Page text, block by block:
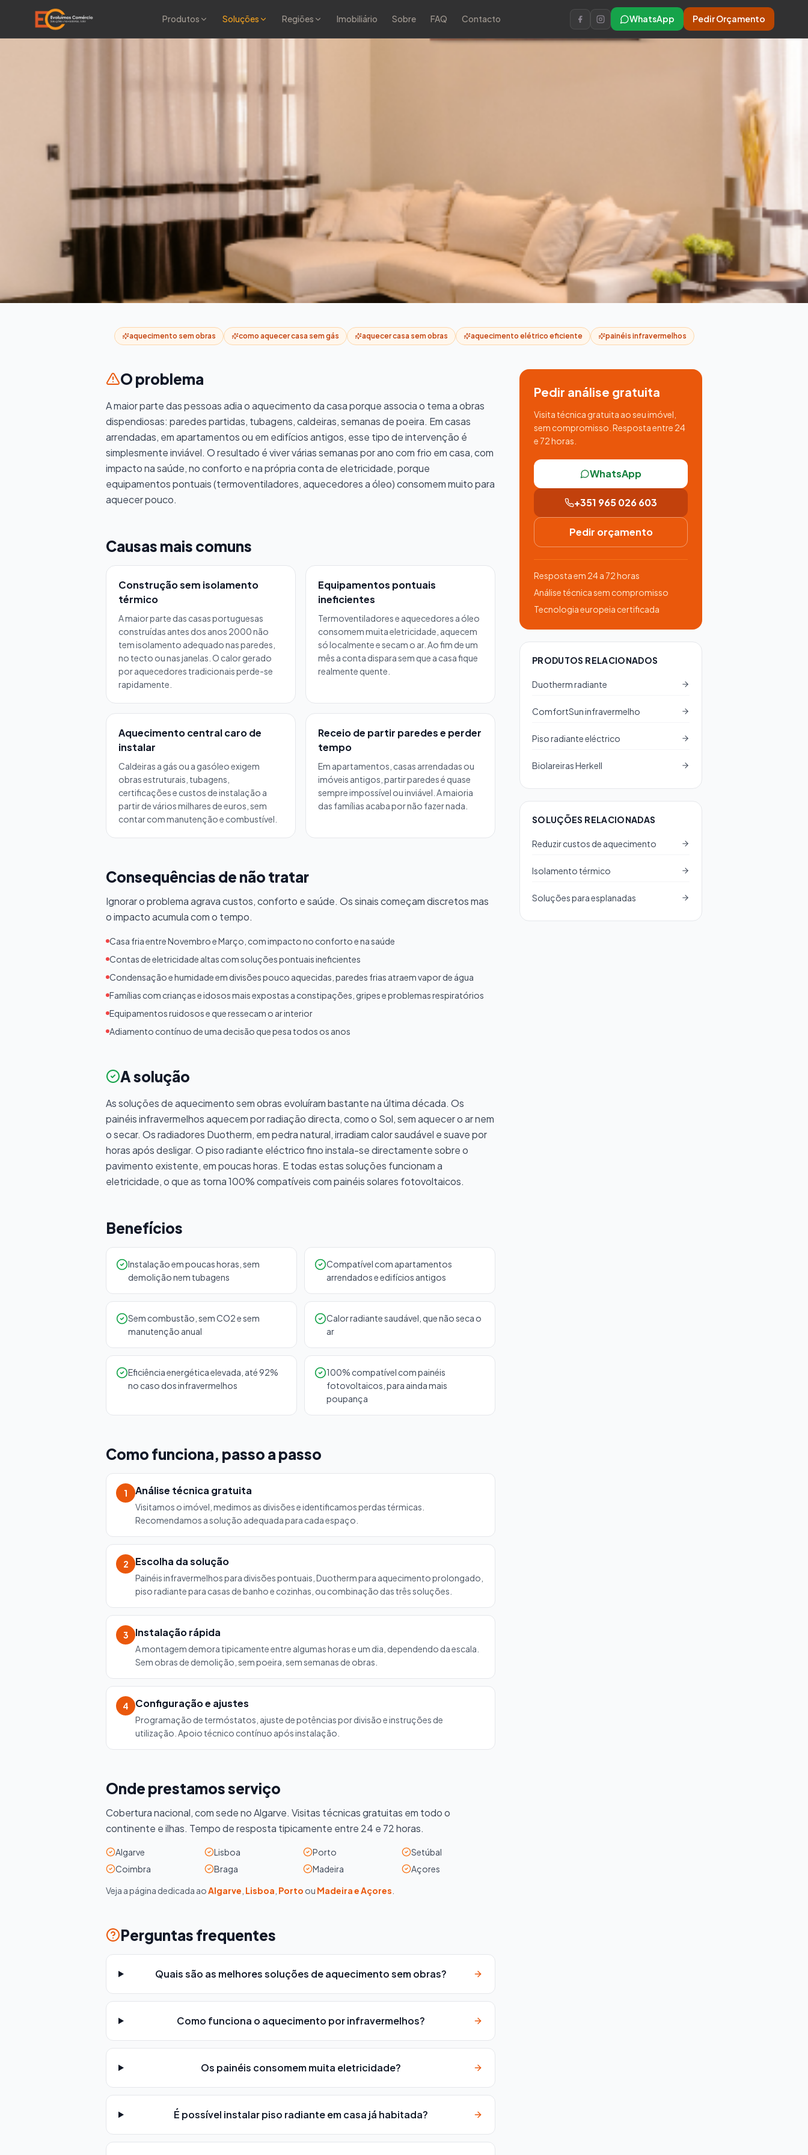
Produtos Soluções Regiões Imobiliário Sobre FAQ Contacto WhatsApp Pedir Orçamento
Aquecimento Sem Obras: Como
Aquecer Casa Sem Partir Paredes
obras pesadas. É possível: existem soluções modernas, rápidas e eficientes que se
instalam em horas.
aquecimento sem obras como aquecer casa sem gás aquecer casa sem obras aquecimento elétrico eficiente painéis infravermelhos
O problema
A maior parte das pessoas adia o aquecimento da casa porque associa o tema a obras
dispendiosas: paredes partidas, tubagens, caldeiras, semanas de poeira. Em casas
arrendadas, em apartamentos ou em edifícios antigos, esse tipo de intervenção é
simplesmente inviável. O resultado é viver várias semanas por ano com frio em casa, com
impacto na saúde, no conforto e na própria conta de eletricidade, porque
equipamentos pontuais (termoventiladores, aquecedores a óleo) consomem muito para
aquecer pouco.
Causas mais comuns
Construção sem isolamento
térmico
A maior parte das casas portuguesas
construídas antes dos anos 2000 não
tem isolamento adequado nas paredes,
no tecto ou nas janelas. O calor gerado
por aquecedores tradicionais perde-se
rapidamente.
Equipamentos pontuais
ineficientes
Termoventiladores e aquecedores a óleo
consomem muita eletricidade, aquecem
só localmente e secam o ar. Ao fim de um
mês a conta dispara sem que a casa fique
realmente quente.
Aquecimento central caro de
instalar
Caldeiras a gás ou a gasóleo exigem
obras estruturais, tubagens,
certificações e custos de instalação a
partir de vários milhares de euros, sem
contar com manutenção e combustível.
Receio de partir paredes e perder
tempo
Em apartamentos, casas arrendadas ou
imóveis antigos, partir paredes é quase
sempre impossível ou inviável. A maioria
das famílias acaba por não fazer nada.
Consequências de não tratar
Ignorar o problema agrava custos, conforto e saúde. Os sinais começam discretos mas
o impacto acumula com o tempo.
Casa fria entre Novembro e Março, com impacto no conforto e na saúde
Contas de eletricidade altas com soluções pontuais ineficientes
Condensação e humidade em divisões pouco aquecidas, paredes frias atraem vapor de água
Famílias com crianças e idosos mais expostas a constipações, gripes e problemas respiratórios
Equipamentos ruidosos e que ressecam o ar interior
Adiamento contínuo de uma decisão que pesa todos os anos
A solução
As soluções de aquecimento sem obras evoluíram bastante na última década. Os
painéis infravermelhos aquecem por radiação directa, como o Sol, sem aquecer o ar nem
o secar. Os radiadores Duotherm, em pedra natural, irradiam calor saudável e suave por
horas após desligar. O piso radiante eléctrico fino instala-se directamente sobre o
pavimento existente, em poucas horas. E todas estas soluções funcionam a
eletricidade, o que as torna 100% compatíveis com painéis solares fotovoltaicos.
Benefícios
Instalação em poucas horas, sem
demolição nem tubagens
Compatível com apartamentos
arrendados e edifícios antigos
Sem combustão, sem CO2 e sem
manutenção anual
Calor radiante saudável, que não seca o
ar
Eficiência energética elevada, até 92%
no caso dos infravermelhos
100% compatível com painéis
fotovoltaicos, para ainda mais
poupança
Como funciona, passo a passo
1 Análise técnica gratuita
Visitamos o imóvel, medimos as divisões e identificamos perdas térmicas.
Recomendamos a solução adequada para cada espaço.
2 Escolha da solução
Painéis infravermelhos para divisões pontuais, Duotherm para aquecimento prolongado,
piso radiante para casas de banho e cozinhas, ou combinação das três soluções.
3 Instalação rápida
A montagem demora tipicamente entre algumas horas e um dia, dependendo da escala.
Sem obras de demolição, sem poeira, sem semanas de obras.
4 Configuração e ajustes
Programação de termóstatos, ajuste de potências por divisão e instruções de
utilização. Apoio técnico contínuo após instalação.
Onde prestamos serviço
Cobertura nacional, com sede no Algarve. Visitas técnicas gratuitas em todo o
continente e ilhas. Tempo de resposta tipicamente entre 24 e 72 horas.
Algarve Lisboa Porto
Setúbal
Coimbra
Braga Madeira
Açores
Veja a página dedicada aoAlgarve Lisboa Porto ou Madeira e Açores
Perguntas frequentes
Quais são as melhores soluções de aquecimento sem obras?
Como funciona o aquecimento por infravermelhos?
Os painéis consomem muita eletricidade?
É possível instalar piso radiante em casa já habitada?
Pedir análise gratuita
Visita técnica gratuita ao seu imóvel,
sem compromisso. Resposta entre 24
e 72 horas.
WhatsApp
+351 965 026 603
Pedir orçamento
Resposta em 24 a 72 horas
Análise técnica sem compromisso
Tecnologia europeia certificada
PRODUTOS RELACIONADOS
Duotherm radiante
ComfortSun infravermelho
Piso radiante eléctrico
Biolareiras Herkell
SOLUÇÕES RELACIONADAS
Reduzir custos de aquecimento
Isolamento térmico
Soluções para esplanadas